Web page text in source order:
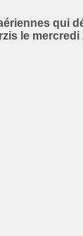
qui
le mercredi